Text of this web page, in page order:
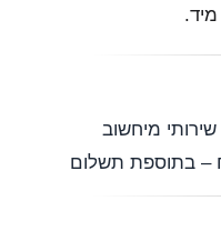
מיחשוב
– בתוספת תשלום